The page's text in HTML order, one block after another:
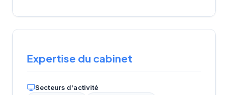
Expertise du cabinet
Secteurs d'activité